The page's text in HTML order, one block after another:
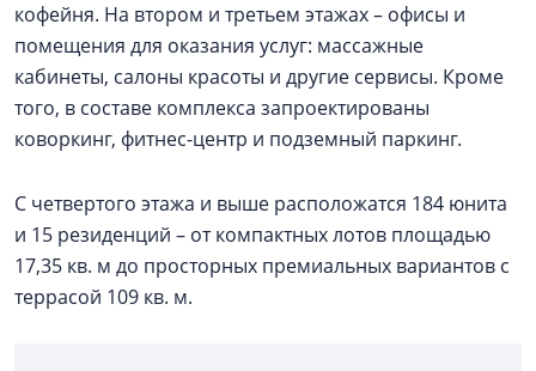
кофейня. На втором и третьем этажах – офисы и
помещения для оказания услуг: массажные
кабинеты, салоны красоты и другие сервисы. Кроме
того, в составе комплекса запроектированы
коворкинг, фитнес-центр и подземный паркинг.
С четвертого этажа и выше расположатся 184 юнита
и 15 резиденций – от компактных лотов площадью
17,35 кв. м до просторных премиальных вариантов с
террасой 109 кв. м.